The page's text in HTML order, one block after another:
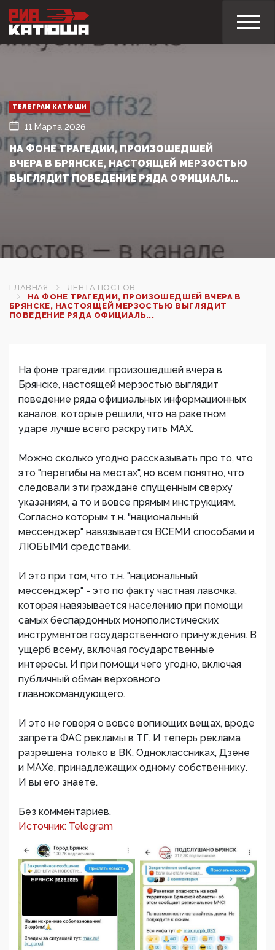
ТЕЛЕГРАМ КАТЮШИ
11 Марта 2026
НА ФОНЕ ТРАГЕДИИ, ПРОИЗОШЕДШЕЙ
ВЧЕРА В БРЯНСКЕ, НАСТОЯЩЕЙ МЕРЗОСТЬЮ
ВЫГЛЯДИТ ПОВЕДЕНИЕ РЯДА ОФИЦИАЛЬ...
ГЛАВНАЯ
ЛЕНТА ПОСТОВ
НА ФОНЕ ТРАГЕДИИ, ПРОИЗОШЕДШЕЙ ВЧЕРА В
БРЯНСКЕ, НАСТОЯЩЕЙ МЕРЗОСТЬЮ ВЫГЛЯДИТ
ПОВЕДЕНИЕ РЯДА ОФИЦИАЛЬ...
На фоне трагедии, произошедшей вчера в
Брянске, настоящей мерзостью выглядит
поведение ряда официальных информационных
каналов, которые решили, что на ракетном
ударе лучше всего раскрутить МАХ.
Можно сколько угодно рассказывать про то, что
это "перегибы на местах", но всем понятно, что
следовали эти граждане спущенным сверху
указаниям, а то и вовсе прямым инструкциям.
Согласно которым т.н. "национальный
мессенджер" навязывается ВСЕМИ способами и
ЛЮБЫМИ средствами.
И это при том, что т.н. "национальный
мессенджер" - это по факту частная лавочка,
которая навязывается населению при помощи
самых беспардонных монополистических
инструментов государственного принуждения. В
ущерб всему, включая государственные
интересы. И при помощи чего угодно, включая
публичный обман верховного
главнокомандующего.
И это не говоря о вовсе вопиющих вещах, вроде
запрета ФАС рекламы в ТГ. И теперь реклама
разрешена только в ВК, Одноклассниках, Дзене
и МАХе, принадлежащих одному собственнику.
И вы его знаете.
Без комментариев.
Источник: Telegram